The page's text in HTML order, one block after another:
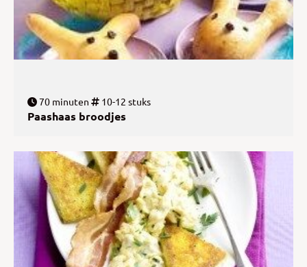
70 minuten 10-12 stuks
Paashaas broodjes